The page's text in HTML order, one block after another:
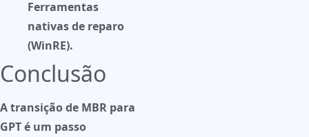
Ferramentas
nativas de reparo
(WinRE).
Conclusão
A transição de MBR para
GPT é um passo